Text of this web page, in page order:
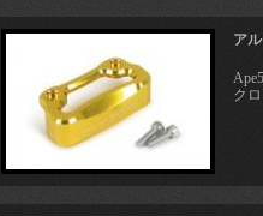
ア
ク